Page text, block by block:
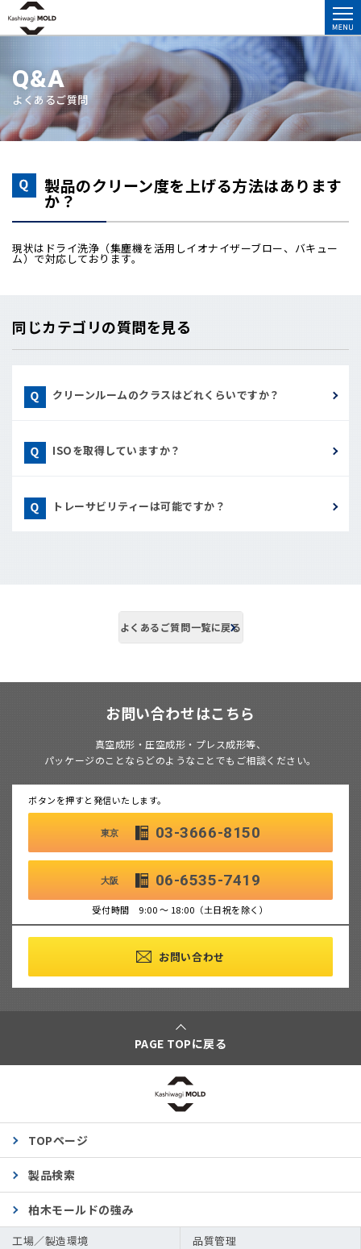
Q&A
よくあるご質問
製品のクリーン度を上げる方法はあります
か？
現状はドライ洗浄（集塵機を活用しイオナイザーブロー、バキュー
ム）で対応しております。
同じカテゴリの質問を見る
クリーンルームのクラスはどれくらいですか？
ISOを取得していますか？
トレーサビリティーは可能ですか？
よくあるご質問一覧に戻る
お問い合わせはこちら
真空成形・圧空成形・プレス成形等、
パッケージのことならどのようなことでもご相談ください。
ボタンを押すと発信いたします。
東京 03-3666-8150
大阪 06-6535-7419
受付時間 9:00 ～ 18:00（土日祝を除く）
お問い合わせ
PAGE TOPに戻る
TOPページ
製品検索
柏木モールドの強み
工場／製造環境
品質管理